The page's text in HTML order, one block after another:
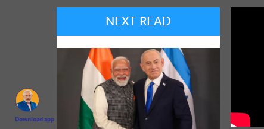
Download app
NEXT READ